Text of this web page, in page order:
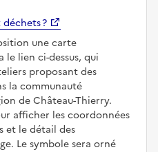
?
une carte
lien ci-dessus, qui
proposant des
la communauté
de Château-Thierry.
afficher les coordonnées
et le détail des
Le symbole sera orné